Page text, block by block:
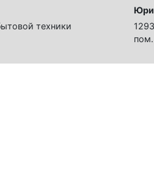
техники